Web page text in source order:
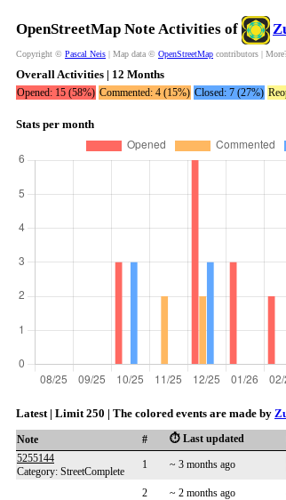
OpenStreetMap Note Activities of
Copyright © Pascal Neis | Map data © OpenStreetMap contributors |
Overall Activities | 12 Months
Opened: 15 (58%) Commented: 4 (15%) Closed: 7 (27%)
Stats per month
Latest | Limit 250 | The colored events are made by
Note # ⏱️ Last updated
5255144
Category: StreetComplete
1 ~ 3 months ago
2
~ 2 months ago